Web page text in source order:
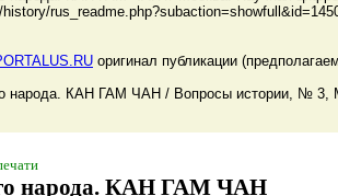
оригинал публикации
народа. КАН ГАМ ЧАН / Вопросы истории, № 3,
народа. КАН ГАМ ЧАН